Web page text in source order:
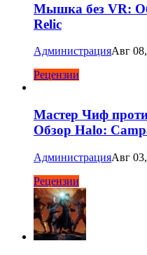
Мышка без VR:
Relic
АдминистрацияАвг
Рецензии
Мастер Чиф
Обзор Halo:
АдминистрацияАвг
Рецензии